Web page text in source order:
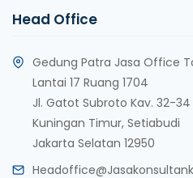
Head Office
Gedung Patra Jasa Office
Lantai 17 Ruang 1704
Jl. Gatot Subroto Kav. 32-34
Kuningan Timur, Setiabudi
Jakarta Selatan 12950